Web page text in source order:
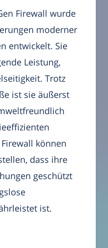
Firewall wurde
moderner
entwickelt. Sie
Leistung,
Trotz
ist sie äußerst
können
dass ihre
geschützt
ist.